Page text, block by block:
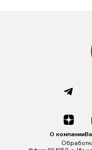
О компании